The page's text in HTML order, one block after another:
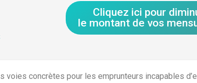
Cliquez ici pour
le montant de vos
concrètes pour les emprunteurs incapables